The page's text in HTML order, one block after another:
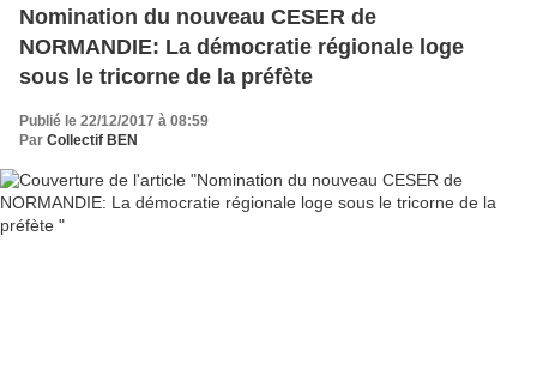
Nomination du nouveau CESER de
NORMANDIE: La démocratie régionale loge
sous le tricorne de la préfète
Publié le 22/12/2017 à 08:59
Par Collectif BEN